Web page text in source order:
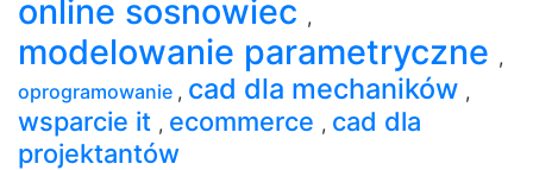
online sosnowiec ,
modelowanie parametryczne ,
oprogramowanie , cad dla mechaników ,
wsparcie it , ecommerce , cad dla
projektantów